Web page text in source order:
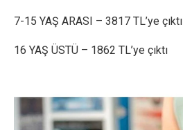
7-15 YAŞ ARASI – 3817 TL’ye çıktı
16 YAŞ ÜSTÜ – 1862 TL’ye çıktı